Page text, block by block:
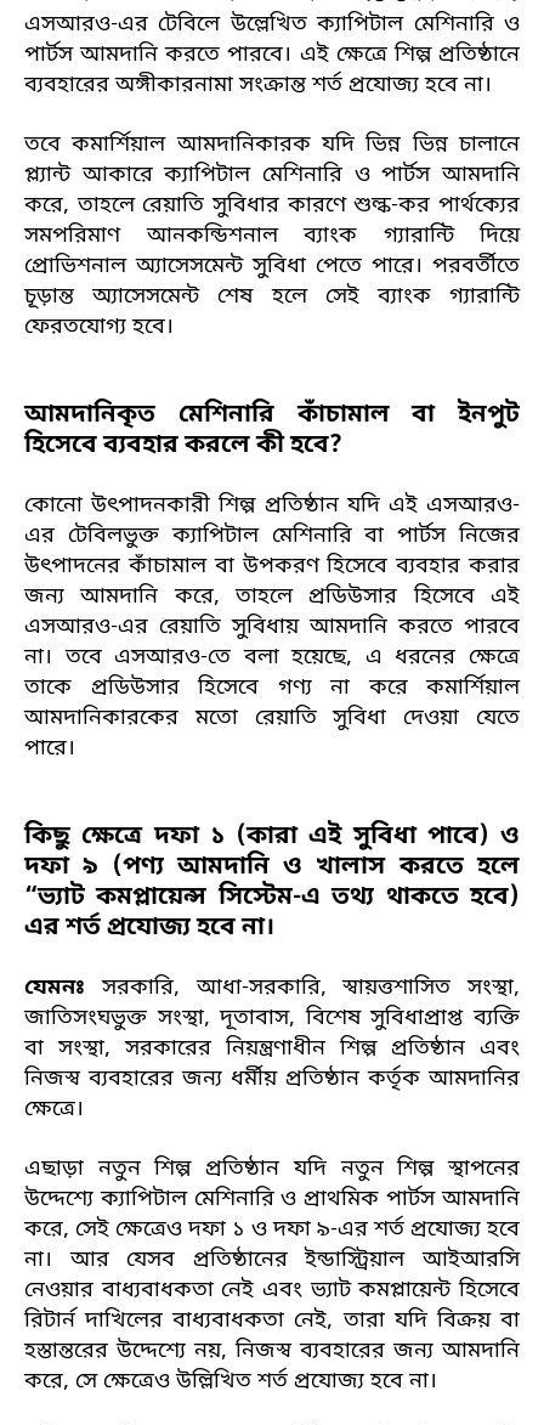
এসআরও-এর টেবিলে উল্লেখিত ক্যাপিটাল মেশিনারি ও
পার্টস আমদানি করতে পারবে। এই ক্ষেত্রে শিল্প প্রতিষ্ঠানে
ব্যবহারের অঙ্গীকারনামা সংক্রান্ত শর্ত প্রযোজ্য হবে না।
তবে কমার্শিয়াল আমদানিকারক যদি ভিন্ন ভিন্ন চালানে
প্ল্যান্ট আকারে ক্যাপিটাল মেশিনারি ও পার্টস আমদানি
করে, তাহলে রেয়াতি সুবিধার কারণে শুল্ক-কর পার্থক্যের
সমপরিমাণ আনকন্ডিশনাল ব্যাংক গ্যারান্টি দিয়ে
প্রোভিশনাল অ্যাসেসমেন্ট সুবিধা পেতে পারে। পরবর্তীতে
চূড়ান্ত অ্যাসেসমেন্ট শেষ হলে সেই ব্যাংক গ্যারান্টি
ফেরতযোগ্য হবে।
আমদানিকৃত মেশিনারি কাঁচামাল বা ইনপুট
হিসেবে ব্যবহার করলে কী হবে?
কোনো উৎপাদনকারী শিল্প প্রতিষ্ঠান যদি এই এসআরও-
এর টেবিলভুক্ত ক্যাপিটাল মেশিনারি বা পার্টস নিজের
উৎপাদনের কাঁচামাল বা উপকরণ হিসেবে ব্যবহার করার
জন্য আমদানি করে, তাহলে প্রডিউসার হিসেবে এই
এসআরও-এর রেয়াতি সুবিধায় আমদানি করতে পারবে
না। তবে এসআরও-তে বলা হয়েছে, এ ধরনের ক্ষেত্রে
তাকে প্রডিউসার হিসেবে গণ্য না করে কমার্শিয়াল
আমদানিকারকের মতো রেয়াতি সুবিধা দেওয়া যেতে
পারে।
কিছু ক্ষেত্রে দফা ১ (কারা এই সুবিধা পাবে) ও
দফা ৯ (পণ্য আমদানি ও খালাস করতে হলে
“ভ্যাট কমপ্লায়েন্স সিস্টেম-এ তথ্য থাকতে হবে)
এর শর্ত প্রযোজ্য হবে না।
যেমনঃ সরকারি, আধা-সরকারি, স্বায়ত্তশাসিত সংস্থা,
জাতিসংঘভুক্ত সংস্থা, দূতাবাস, বিশেষ সুবিধাপ্রাপ্ত ব্যক্তি
বা সংস্থা, সরকারের নিয়ন্ত্রণাধীন শিল্প প্রতিষ্ঠান এবং
নিজস্ব ব্যবহারের জন্য ধর্মীয় প্রতিষ্ঠান কর্তৃক আমদানির
ক্ষেত্রে।
এছাড়া নতুন শিল্প প্রতিষ্ঠান যদি নতুন শিল্প স্থাপনের
উদ্দেশ্যে ক্যাপিটাল মেশিনারি ও প্রাথমিক পার্টস আমদানি
করে, সেই ক্ষেত্রেও দফা ১ ও দফা ৯-এর শর্ত প্রযোজ্য হবে
না। আর যেসব প্রতিষ্ঠানের ইন্ডাস্ট্রিয়াল আইআরসি
নেওয়ার বাধ্যবাধকতা নেই এবং ভ্যাট কমপ্লায়েন্ট হিসেবে
রিটার্ন দাখিলের বাধ্যবাধকতা নেই, তারা যদি বিক্রয় বা
হস্তান্তরের উদ্দেশ্যে নয়, নিজস্ব ব্যবহারের জন্য আমদানি
করে, সে ক্ষেত্রেও উল্লিখিত শর্ত প্রযোজ্য হবে না।